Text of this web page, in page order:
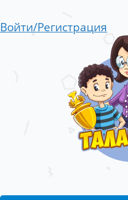
Войти/Регистрация